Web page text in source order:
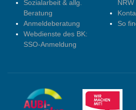
Sozialarbeit & allg.
Beratung
Anmeldeberatung
Webdienste des BK:
SSO-Anmeldung
NRW
So